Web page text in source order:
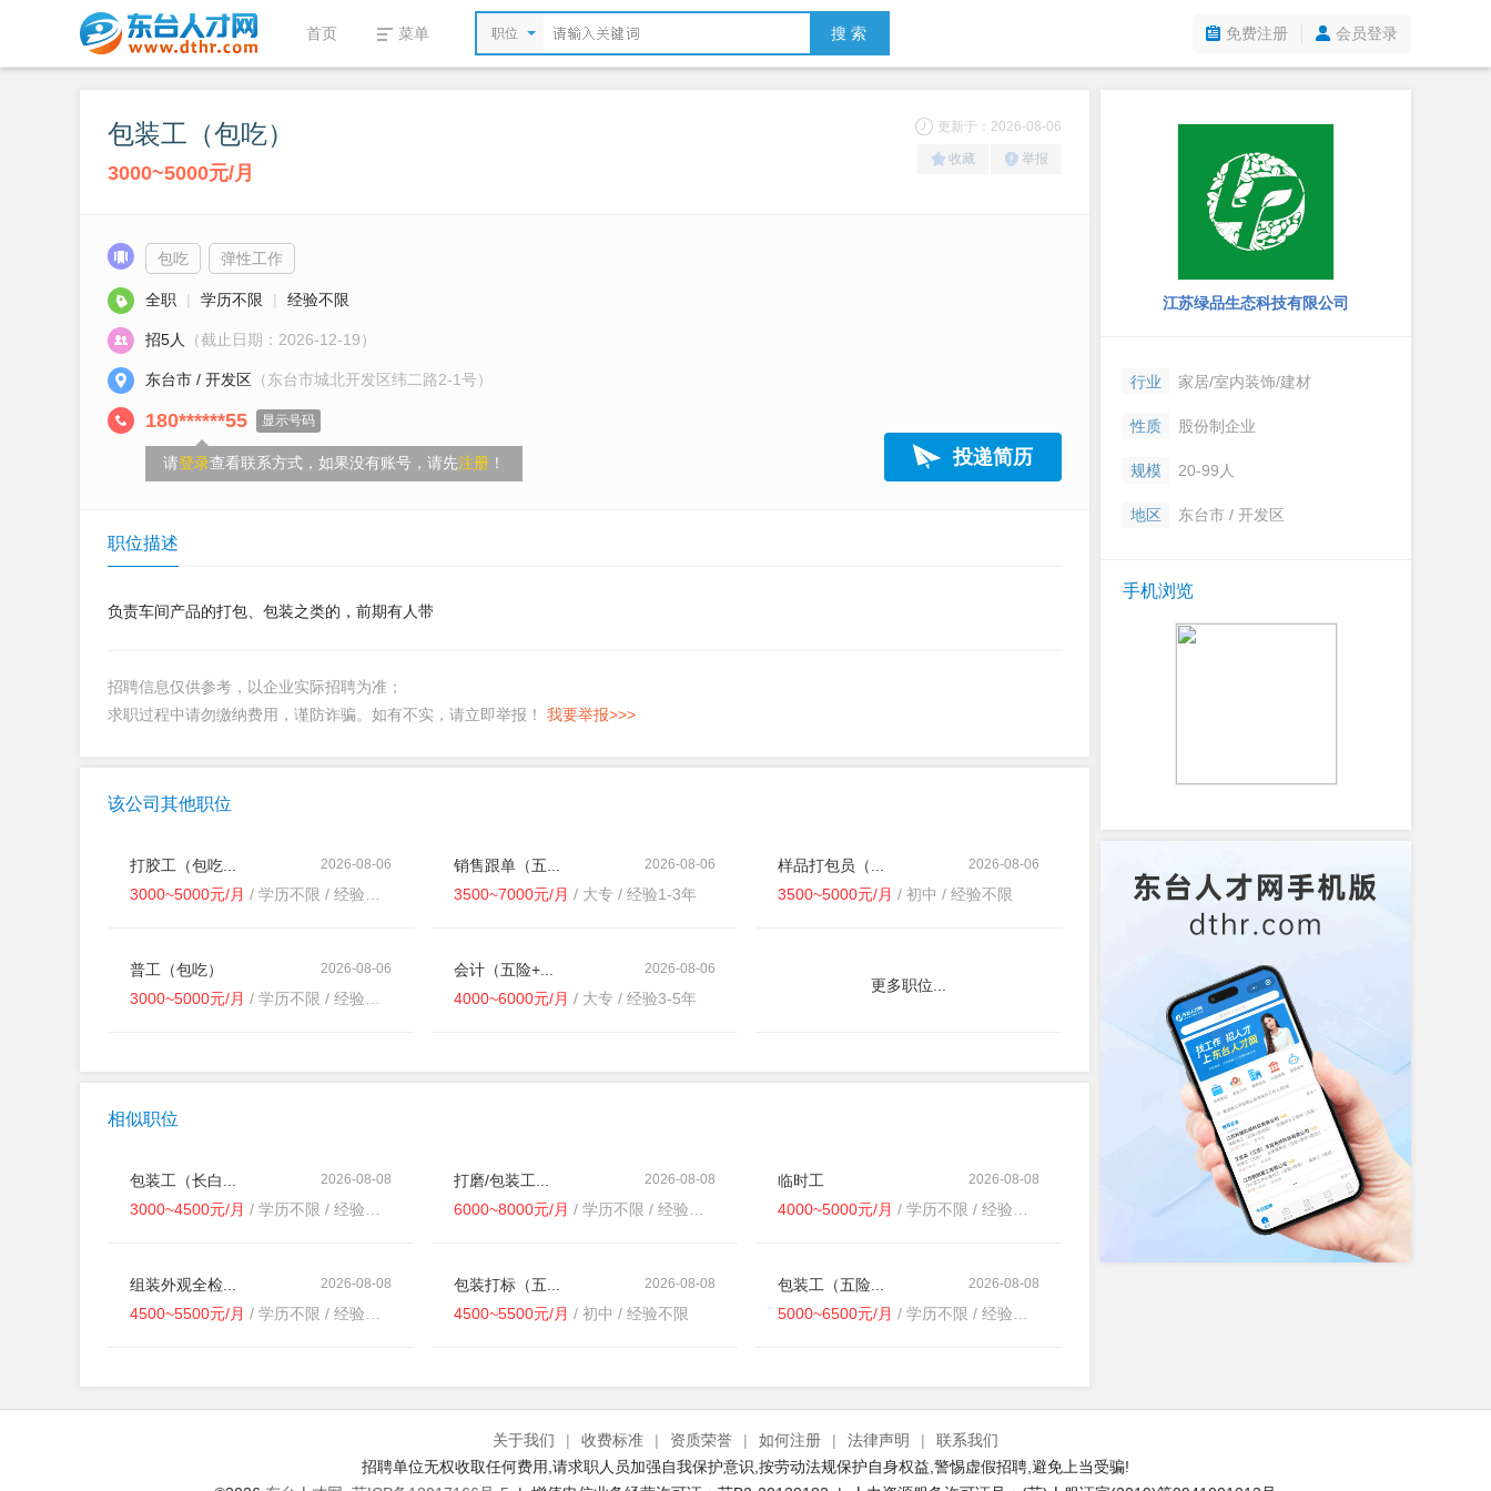
首页 菜单 职位 搜 索 免费注册 会员登录
包装工（包吃）
3000~5000元/月
更新于：2026-08-06
收藏 举报
包吃 弹性工作
全职 | 学历不限 | 经验不限
招5人 （截止日期：2026-12-19）
东台市 / 开发区 （东台市城北开发区纬二路2-1号）
180******55 显示号码
请登录查看联系方式，如果没有账号，请先注册 ！ 投递简历
职位描述
负责车间产品的打包、包装之类的，前期有人带
招聘信息仅供参考，以企业实际招聘为准；
求职过程中请勿缴纳费用，谨防诈骗。如有不实，请立即举报！ 我要举报>>>
该公司其他职位
2026-08-06
打胶工（包吃...
3000~5000元/月 / 学历不限 / 经验不限
2026-08-06
销售跟单（五...
3500~7000元/月 / 大专 / 经验1-3年
2026-08-06
样品打包员（...
3500~5000元/月 / 初中 / 经验不限
2026-08-06
普工（包吃）
3000~5000元/月 / 学历不限 / 经验不限
2026-08-06
会计（五险+...
4000~6000元/月 / 大专 / 经验3-5年
更多职位...
相似职位
2026-08-08
包装工（长白...
3000~4500元/月 / 学历不限 / 经验不限
2026-08-08
打磨/包装工...
6000~8000元/月 / 学历不限 / 经验不限
2026-08-08
临时工
4000~5000元/月 / 学历不限 / 经验不限
2026-08-08
组装外观全检...
4500~5500元/月 / 学历不限 / 经验不限
2026-08-08
包装打标（五...
4500~5500元/月 / 初中 / 经验不限
2026-08-08
包装工（五险...
5000~6500元/月 / 学历不限 / 经验不限
江苏绿品生态科技有限公司
行业 家居/室内装饰/建材
性质 股份制企业
规模 20-99人
地区 东台市 / 开发区
手机浏览
关于我们 | 收费标准 | 资质荣誉 | 如何注册 | 法律声明 |
联系我们
招聘单位无权收取任何费用,请求职人员加强自我保护意识,按劳动法规保护自身权益,警惕虚假招聘,避免上当受骗!